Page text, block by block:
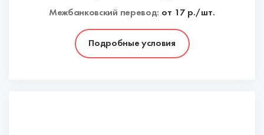
Подробные условия
Межбанковский перевод: от 17 р./шт.